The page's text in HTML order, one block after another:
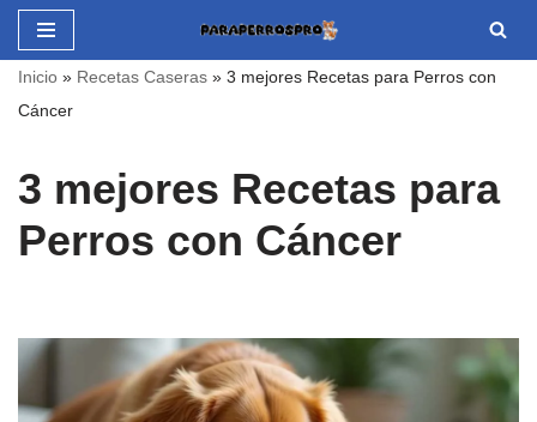
Saltar
al
Inicio » Recetas Caseras » 3 mejores Recetas para Perros con
Cáncer
3 mejores Recetas para
Perros con Cáncer